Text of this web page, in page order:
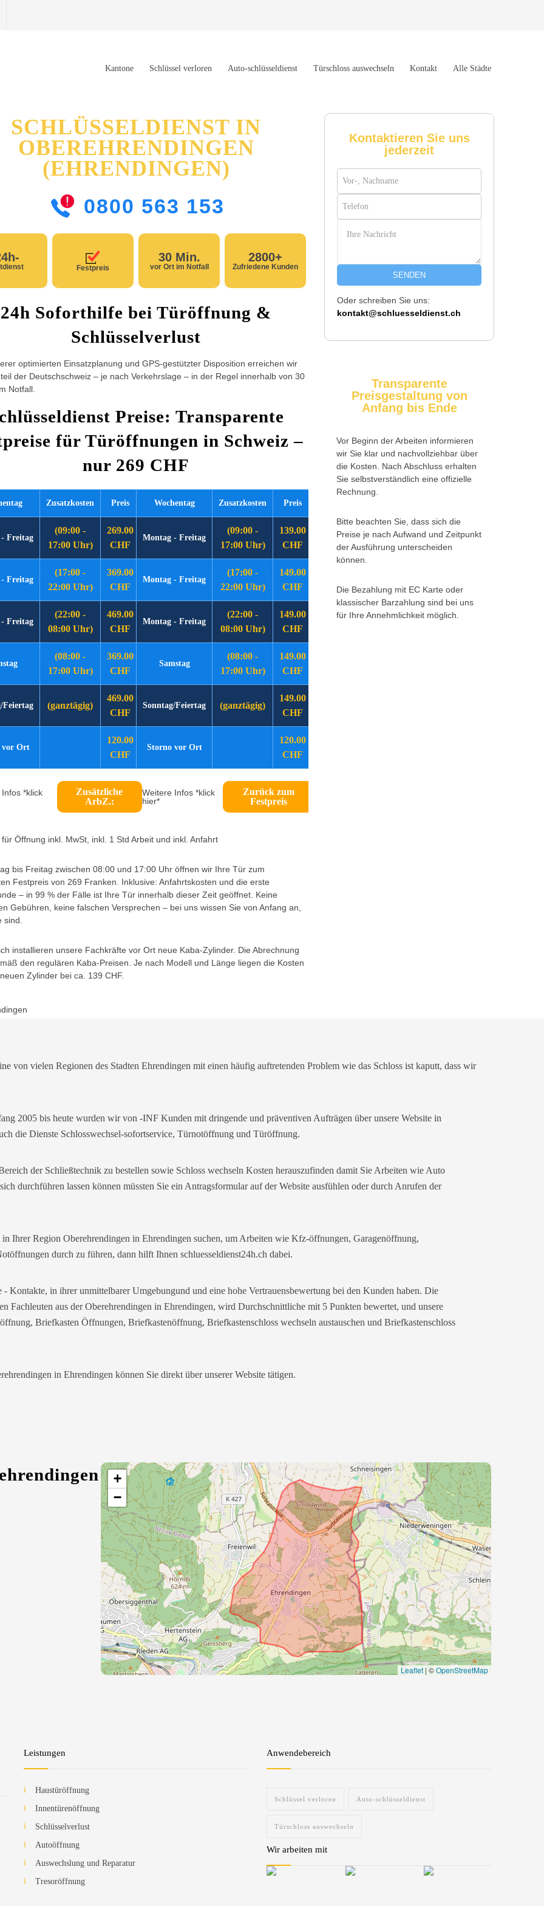
Kantone Schlüssel verloren Auto-schlüsseldienst Türschloss auswechseln Kontakt Alle Städte
SCHLÜSSELDIENST IN
OBEREHRENDINGEN
(EHRENDINGEN)
0800 563 153
Festpreis
30 Min.
vor Ort im Notfall
2800+
Zufriedene Kunden
24h Soforthilfe bei Türöffnung &
Schlüsselverlust
optimierten Einsatzplanung und GPS-gestützter Disposition erreichen wir
der Deutschschweiz – je nach Verkehrslage – in der Regel innerhalb von 30
Notfall.
Preise: Transparente
für Türöffnungen in Schweiz –
nur 269 CHF
Zusatzkosten Preis
Freitag
(09:00 -
17:00 Uhr)
269.00
CHF
Freitag
(17:00 -
22:00 Uhr)
369.00
CHF
Freitag
(22:00 -
08:00 Uhr)
469.00
CHF
(08:00 -
17:00 Uhr)
369.00
CHF
Feiertag (ganztägig)
469.00
CHF
vor Ort
120.00
CHF
*klick
Zusätzliche
ArbZ.:
Wochentag Zusatzkosten Preis
Montag - Freitag
(09:00 -
17:00 Uhr)
139.00
CHF
Montag - Freitag
(17:00 -
22:00 Uhr)
149.00
CHF
Montag - Freitag
(22:00 -
08:00 Uhr)
149.00
CHF
Samstag
(08:00 -
17:00 Uhr)
149.00
CHF
Sonntag/Feiertag (ganztägig)
149.00
CHF
Storno vor Ort
120.00
CHF
Weitere Infos *klick
hier*
Zurück zum
Festpreis
Öffnung inkl. MwSt, inkl. 1 Std Arbeit und inkl. Anfahrt
bis Freitag zwischen 08:00 und 17:00 Uhr öffnen wir Ihre Tür zum
Festpreis von 269 Franken. Inklusive: Anfahrtskosten und die erste
– in 99 % der Fälle ist Ihre Tür innerhalb dieser Zeit geöffnet. Keine
Gebühren, keine falschen Versprechen – bei uns wissen Sie von Anfang an,
sind.
installieren unsere Fachkräfte vor Ort neue Kaba-Zylinder. Die Abrechnung
den regulären Kaba-Preisen. Je nach Modell und Länge liegen die Kosten
Zylinder bei ca. 139 CHF.
Kontaktieren Sie uns
jederzeit
SENDEN
Oder schreiben Sie uns:
kontakt@schluesseldienst.ch
Transparente
Preisgestaltung von
Anfang bis Ende
Vor Beginn der Arbeiten informieren
wir Sie klar und nachvollziehbar über
die Kosten. Nach Abschluss erhalten
Sie selbstverständlich eine offizielle
Rechnung.
Bitte beachten Sie, dass sich die
Preise je nach Aufwand und Zeitpunkt
der Ausführung unterscheiden
können.
Die Bezahlung mit EC Karte oder
klassischer Barzahlung sind bei uns
für Ihre Annehmlichkeit möglich.
von vielen Regionen des Stadten Ehrendingen mit einen häufig auftretenden Problem wie das Schloss ist kaputt, dass wir
2005 bis heute wurden wir von -INF Kunden mit dringende und präventiven Aufträgen über unsere Website in
die Dienste Schlosswechsel-sofortservice, Türnotöffnung und Türöffnung.
der Schließtechnik zu bestellen sowie Schloss wechseln Kosten herauszufinden damit Sie Arbeiten wie Auto
durchführen lassen können müssten Sie ein Antragsformular auf der Website ausfühlen oder durch Anrufen der
Ihrer Region Oberehrendingen in Ehrendingen suchen, um Arbeiten wie Kfz-öffnungen, Garagenöffnung,
durch zu führen, dann hilft Ihnen schluesseldienst24h.ch dabei.
Kontakte, in ihrer unmittelbarer Umgebungund und eine hohe Vertrauensbewertung bei den Kunden haben. Die
Fachleuten aus der Oberehrendingen in Ehrendingen, wird Durchschnittliche mit 5 Punkten bewertet, und unsere
Briefkasten Öffnungen, Briefkastenöffnung, Briefkastenschloss wechseln austauschen und Briefkastenschloss
in Ehrendingen können Sie direkt über unserer Website tätigen.
+
−
Leaflet | ©OpenStreetMap
Leistungen
Haustüröffnung
Innentürenöffnung
Schlüsselverlust
Autoöffnung
Auswechslung und Reparatur
Tresoröffnung
Anwendebereich
Schlüssel verloren Auto-schlüsseldienst
Türschloss auswechseln
Wir arbeiten mit